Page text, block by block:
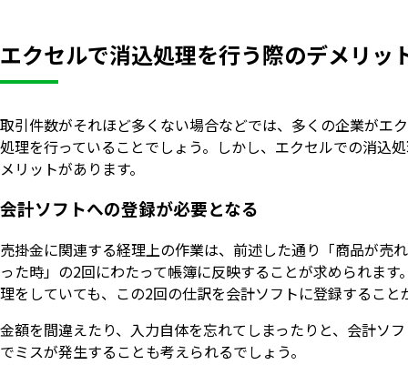
エクセルで消込処理を行う際のデメリッ
取引件数がそれほど多くない場合などでは、多くの企業がエ
処理を行っていることでしょう。しかし、エクセルでの消込
メリットがあります。
会計ソフトへの登録が必要となる
売掛金に関連する経理上の作業は、前述した通り「商品が売
った時」の2回にわたって帳簿に反映することが求められます
理をしていても、この2回の仕訳を会計ソフトに登録すること
金額を間違えたり、入力自体を忘れてしまったりと、会計ソ
でミスが発生することも考えられるでしょう。